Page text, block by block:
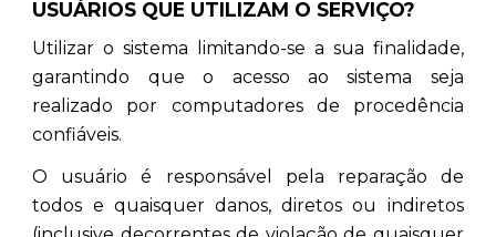
USUÁRIOS QUE UTILIZAM O SERVIÇO?
Utilizar o sistema limitando-se a sua finalidade,
garantindo que o acesso ao sistema seja
realizado por computadores de procedência
confiáveis.
O usuário é responsável pela reparação de
todos e quaisquer danos, diretos ou indiretos